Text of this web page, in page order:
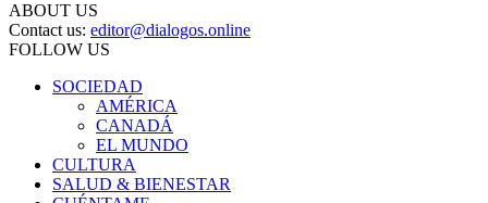
ABOUT US
Contact us: editor@dialogos.online
FOLLOW US
SOCIEDAD
AMÉRICA
CANADÁ
EL MUNDO
CULTURA
SALUD & BIENESTAR